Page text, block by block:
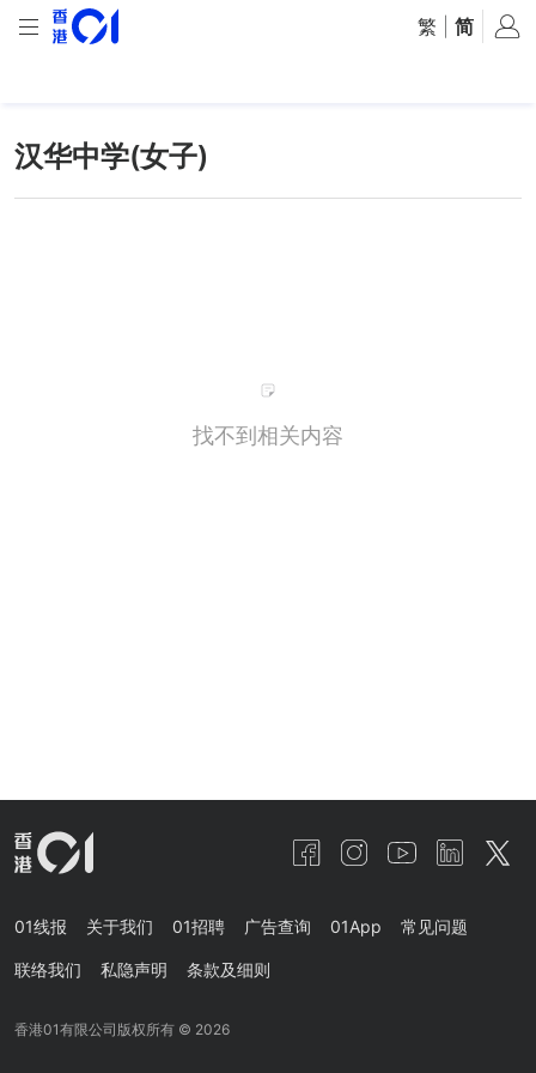
繁 简
汉华中学(女子)
找不到相关内容
01线报 关于我们 01招聘 广告查询 01App 常见问题
联络我们 私隐声明 条款及细则
香港01有限公司版权所有 © 2026